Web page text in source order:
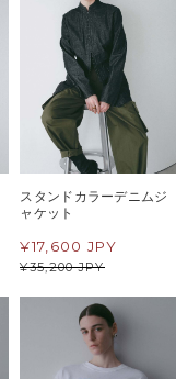
スタンドカラーデニムジ
ャケット
¥35,200 JPY
¥17,600 JPY